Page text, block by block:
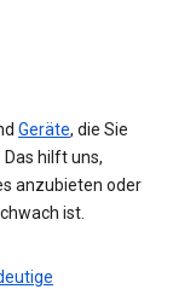
Geräte, die Sie
hilft uns,
anzubieten oder
ist.